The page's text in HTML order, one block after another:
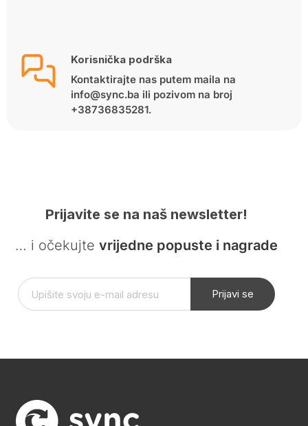
Korisnička podrška
Kontaktirajte nas putem maila na
info@sync.ba ili pozivom na broj
+38736835281.
Prijavite se na naš newsletter!
… i očekujte vrijedne popuste i nagrade
Prijavi se